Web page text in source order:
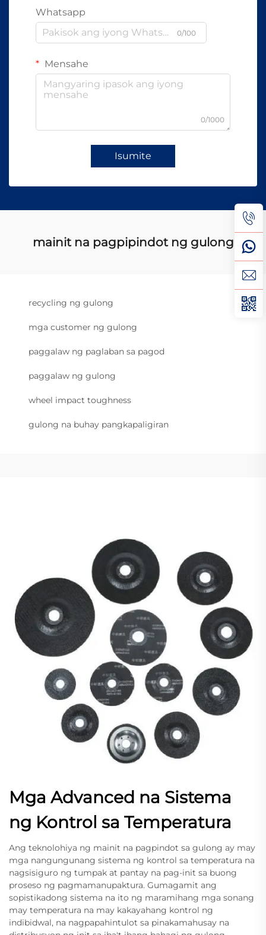
Whatsapp
0/100
Mensahe
0/1000
Isumite
mainit na pagpipindot ng gulong
recycling ng gulong
mga customer ng gulong
paggalaw ng paglaban sa pagod
paggalaw ng gulong
wheel impact toughness
gulong na buhay pangkapaligiran
Mga Advanced na Sistema
ng Kontrol sa Temperatura
Ang teknolohiya ng mainit na pagpindot sa gulong ay may
mga nangungunang sistema ng kontrol sa temperatura na
nagsisiguro ng tumpak at pantay na pag-init sa buong
proseso ng pagmamanupaktura. Gumagamit ang
sopistikadong sistema na ito ng maramihang mga sonang
may temperatura na may kakayahang kontrol ng
indibidwal, na nagpapahintulot sa pinakamahusay na